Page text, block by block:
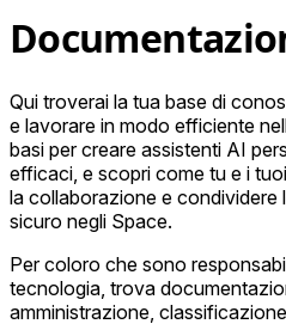
Qui troverai la tua base di
e lavorare in modo efficiente
basi per creare assistenti AI
efficaci, e scopri come tu e i
la collaborazione e
sicuro negli Space.
Per coloro che sono
tecnologia, trova
amministrazione,